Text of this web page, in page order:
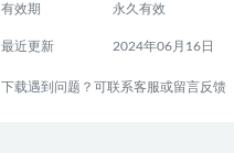
有效期 永久有效
最近更新 2024年06月16日
下载遇到问题？可联系客服或留言反馈